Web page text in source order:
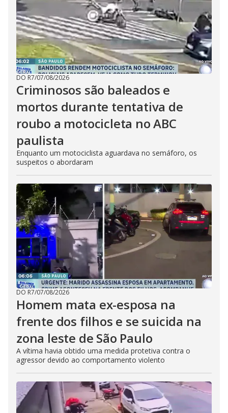
DO R7/07/08/2026
Criminosos são baleados e
mortos durante tentativa de
roubo a motocicleta no ABC
paulista
Enquanto um motociclista aguardava no semáforo, os
suspeitos o abordaram
DO R7/07/08/2026
Homem mata ex-esposa na
frente dos filhos e se suicida na
zona leste de São Paulo
A vítima havia obtido uma medida protetiva contra o
agressor devido ao comportamento violento